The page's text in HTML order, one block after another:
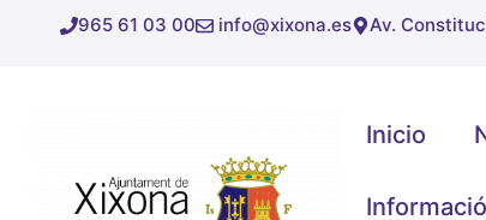
965 61 03 00 info@xixona.es Av.
Inicio